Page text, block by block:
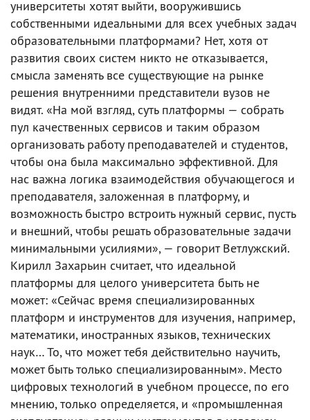
университеты хотят выйти, вооружившись
собственными идеальными для всех учебных задач
образовательными платформами? Нет, хотя от
развития своих систем никто не отказывается,
смысла заменять все существующие на рынке
решения внутренними представители вузов не
видят. «На мой взгляд, суть платформы — собрать
пул качественных сервисов и таким образом
организовать работу преподавателей и студентов,
чтобы она была максимально эффективной. Для
нас важна логика взаимодействия обучающегося и
преподавателя, заложенная в платформу, и
возможность быстро встроить нужный сервис, пусть
и внешний, чтобы решать образовательные задачи
минимальными усилиями», — говорит Ветлужский.
Кирилл Захарьин считает, что идеальной
платформы для целого университета быть не
может: «Сейчас время специализированных
платформ и инструментов для изучения, например,
математики, иностранных языков, технических
наук… То, что может тебя действительно научить,
может быть только специализированным». Место
цифровых технологий в учебном процессе, по его
мнению, только определяется, и «промышленная